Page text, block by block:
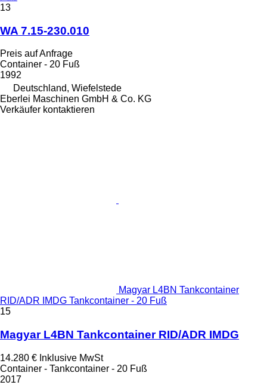
13
WA 7.15-230.010
Preis auf Anfrage
Container - 20 Fuß
1992
Deutschland, Wiefelstede
Eberlei Maschinen GmbH & Co. KG
Verkäufer kontaktieren
Magyar L4BN Tankcontainer
RID/ADR IMDG Tankcontainer - 20 Fuß
15
Magyar L4BN Tankcontainer RID/ADR IMDG
14.280 € Inklusive MwSt
Container - Tankcontainer - 20 Fuß
2017